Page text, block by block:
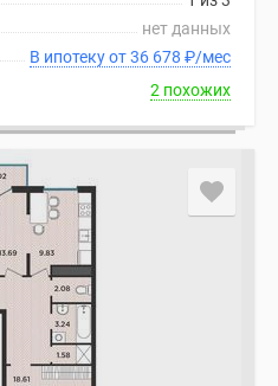
нет данных
В ипотеку от 36 678 ₽/мес
2 похожих